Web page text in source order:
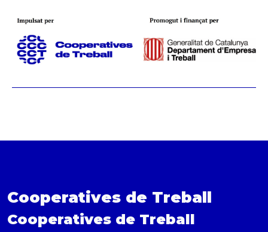
Cooperatives de Treball
Cooperatives de Treball